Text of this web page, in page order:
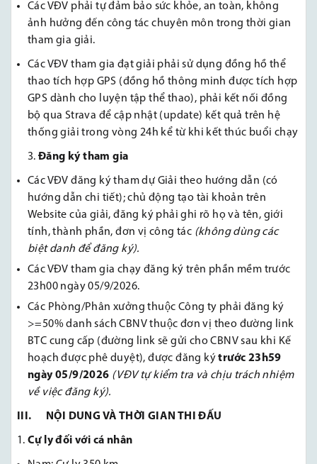
Các VĐV phải tự đảm bảo sức khỏe, an toàn, không
ảnh hưởng đến công tác chuyên môn trong thời gian
tham gia giải.
Các VĐV tham gia đạt giải phải sử dụng đồng hồ thể
thao tích hợp GPS (đồng hồ thông minh được tích hợp
GPS dành cho luyện tập thể thao), phải kết nối đồng
bộ qua Strava để cập nhật (update) kết quả trên hệ
thống giải trong vòng 24h kể từ khi kết thúc buổi chạy
Đăng ký tham gia
Các VĐV đăng ký tham dự Giải theo hướng dẫn (có
hướng dẫn chi tiết); chủ động tạo tài khoản trên
Website của giải, đăng ký phải ghi rõ họ và tên, giới
tính, thành phần, đơn vị công tác (không dùng các
biệt danh để đăng ký).
Các VĐV tham gia chạy đăng ký trên phần mềm trước
23h00 ngày 05/9/2026.
Các Phòng/Phân xưởng thuộc Công ty phải đăng ký
>=50% danh sách CBNV thuộc đơn vị theo đường link
BTC cung cấp (đường link sẽ gửi cho CBNV sau khi Kế
hoạch được phê duyệt), được đăng kýtrước 23h59
ngày 05/9/2026 (VĐV tự kiểm tra và chịu trách nhiệm
về việc đăng ký).
III. NỘI DUNG VÀ THỜI GIAN THI ĐẤU
Cự ly đối với cá nhân